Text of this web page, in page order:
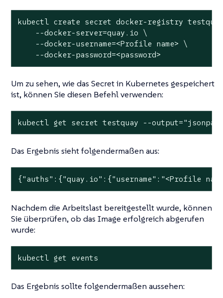
kubectl create secret docker-registry
    --docker-server=quay.io \
    --docker-username=<Profile name> \
    --docker-password=<password>
Um zu sehen, wie das Secret in Kubernetes gespeichert
ist, können Sie diesen Befehl verwenden:
kubectl get secret testquay --
Das Ergebnis sieht folgendermaßen aus:
{"auths":{"quay.io":{"username":"<Profile
Nachdem die Arbeitslast bereitgestellt wurde, können
Sie überprüfen, ob das Image erfolgreich abgerufen
wurde:
kubectl get events
Das Ergebnis sollte folgendermaßen aussehen: